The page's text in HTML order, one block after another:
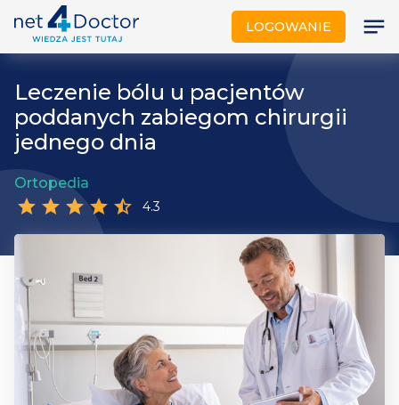
LOGOWANIE notes
Leczenie bólu u pacjentów
poddanych zabiegom chirurgii
jednego dnia
Ortopedia
star star starstar star_half 4.3